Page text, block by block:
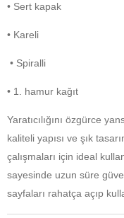
• Sert kapak
• Kareli
• Spiralli
• 1. hamur kağıt
Yaratıcılığını özgürce
kaliteli yapısı ve şık
çalışmaları için ideal
sayesinde uzun süre
sayfaları rahatça açıp